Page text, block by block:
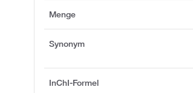
Menge
Synonym
InChI-Formel